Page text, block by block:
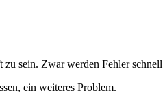
sein. Zwar werden Fehler
ein weiteres Problem.